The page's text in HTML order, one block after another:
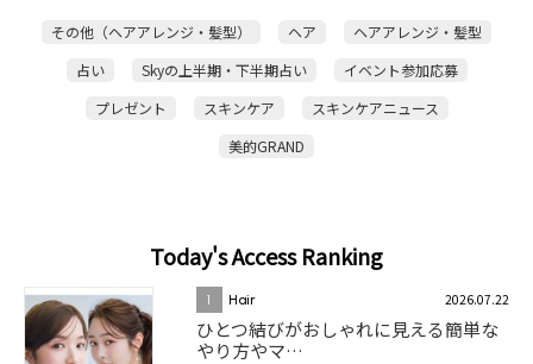
その他（ヘアアレンジ・髪型） ヘア
ヘアアレンジ・髪型
占い
Skyの上半期・下半期占い
イベント参加応募
プレゼント
スキンケア
スキンケアニュース
美的GRAND
Today's Access Ranking
1 Hair 2026.07.22
ひとつ結びがおしゃれに見える簡単な
やり方やマ…